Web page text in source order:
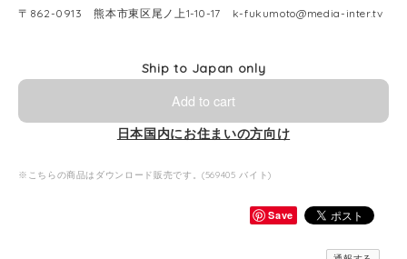
〒862-0913 熊本市東区尾ノ上1-10-17 k-fukumoto@media-inter.tv
Ship to Japan only
Add to cart
日本国内にお住まいの方向け
※こちらの商品はダウンロード販売です。(569405 バイト)
Save